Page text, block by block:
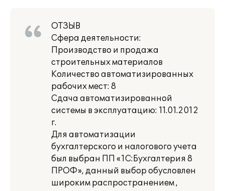
ОТЗЫВ
Сфера деятельности:
Производство и продажа
строительных материалов
Количество автоматизированных
рабочих мест: 8
Сдача автоматизированной
системы в эксплуатацию: 11.01.2012
г.
Для автоматизации
бухгалтерского и налогового учета
был выбран ПП «1С:Бухгалтерия 8
ПРОФ», данный выбор обусловлен
широким распространением ,